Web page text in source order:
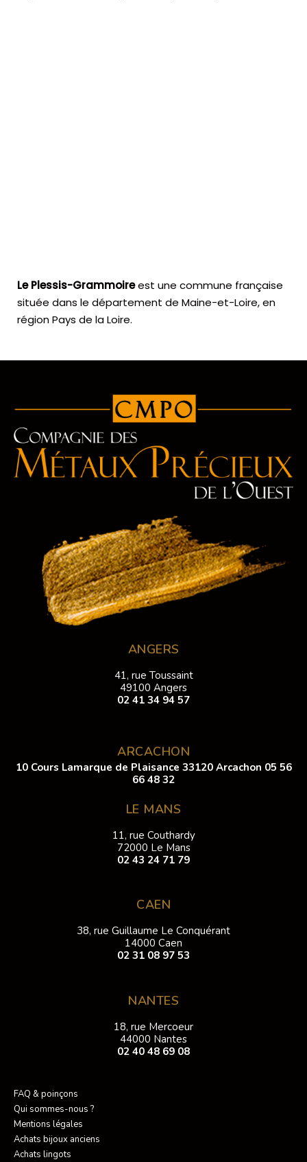
Le Plessis-Grammoireest une commune française
située dans le département de Maine-et-Loire, en
région Pays de la Loire.
ANGERS
41, rue Toussaint
49100 Angers
02 41 34 94 57
ARCACHON
10 Cours Lamarque de Plaisance 33120 Arcachon 05 56
66 48 32
LE MANS
11, rue Couthardy
72000 Le Mans
02 43 24 71 79
CAEN
38, rue Guillaume Le Conquérant
14000 Caen
02 31 08 97 53
NANTES
18, rue Mercoeur
44000 Nantes
02 40 48 69 08
FAQ & poinçons
Qui sommes-nous ?
Mentions légales
Achats bijoux anciens
Achats lingots